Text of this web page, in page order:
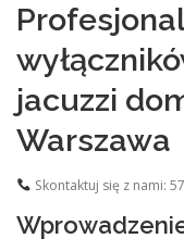
jacuzzi
Warszawa
Skontaktuj się z nami: